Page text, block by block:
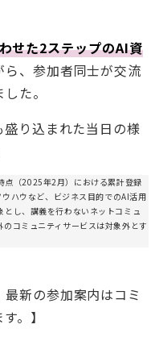
せた2ステップのAI資
、参加者同士が交流
た。
り込まれた当日の様
（2025年2月）における累計登録
ハウなど、ビジネス目的でのAI活用
し、講義を行わないネットコミュ
コミュニティサービスは対象外とす
新の参加案内はコミ
。】